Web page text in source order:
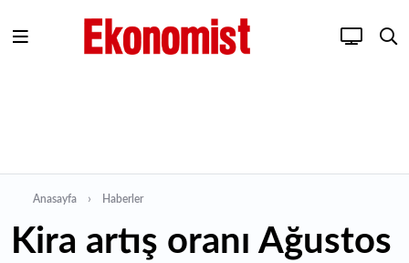
Anasayfa Haberler
Kira artış oranı Ağustos